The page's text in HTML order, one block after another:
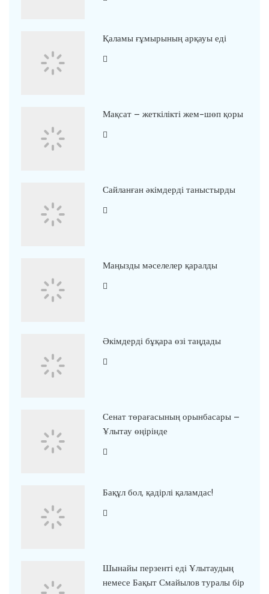
Қаламы ғұмырының арқауы еді
Мақсат – жеткілікті жем-шөп қоры
Сайланған әкімдерді таныстырды
Маңызды мәселелер қаралды
Әкімдерді бұқара өзі таңдады
Сенат төрағасының орынбасары –
Ұлытау өңірінде
Бақұл бол, қадірлі қаламдас!
Шынайы перзенті еді Ұлытаудың
немесе Бақыт Смайылов туралы бір